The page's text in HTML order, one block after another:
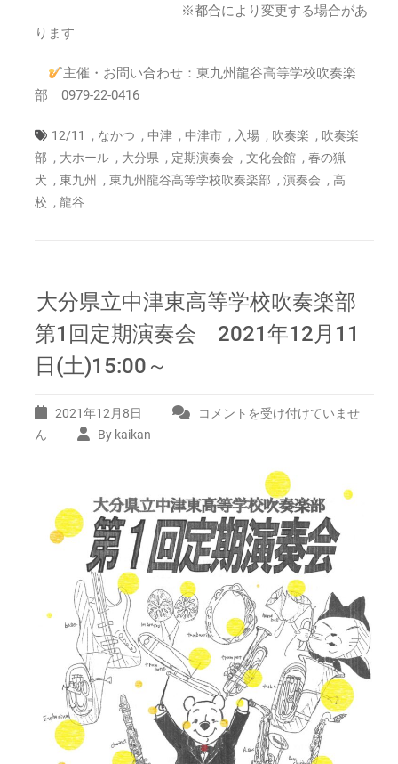
※都合により変更する場合があ
ります
主催・お問い合わせ：東九州龍谷高等学校吹奏楽
部 0979-22-0416
12/11 , なかつ , 中津 , 中津市 , 入場 , 吹奏楽 , 吹奏楽
部 , 大ホール , 大分県 , 定期演奏会 , 文化会館 , 春の猟
犬 , 東九州 , 東九州龍谷高等学校吹奏楽部 , 演奏会 , 高
校 , 龍谷
大分県立中津東高等学校吹奏楽部
第1回定期演奏会 2021年12月11
日(土)15:00～
2021年12月8日
大
津
東
高
等
校
吹
奏
楽
第
1
回
定
コメントを受け付けていませ
ん
By kaikan